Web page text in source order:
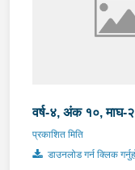
वर्ष-४, अंक १०, माघ-
प्रकाशित मिति
डाउनलोड गर्न क्लिक